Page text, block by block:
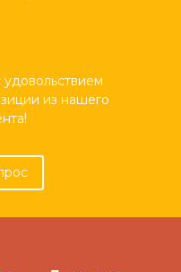
из нашего